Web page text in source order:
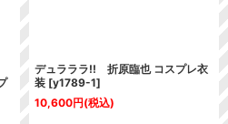
デュラララ!! 折原臨也 コスプレ衣
装 [y1789-1]
10,600円(税込)